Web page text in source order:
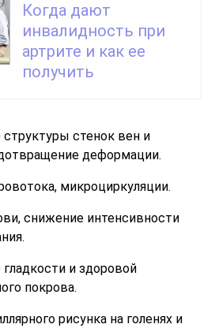
Когда дают
инвалидность при
артрите и как ее
получить
структуры стенок вен и
деформации.
микроциркуляции.
снижение интенсивности
и здоровой
покрова.
рисунка на голенях и